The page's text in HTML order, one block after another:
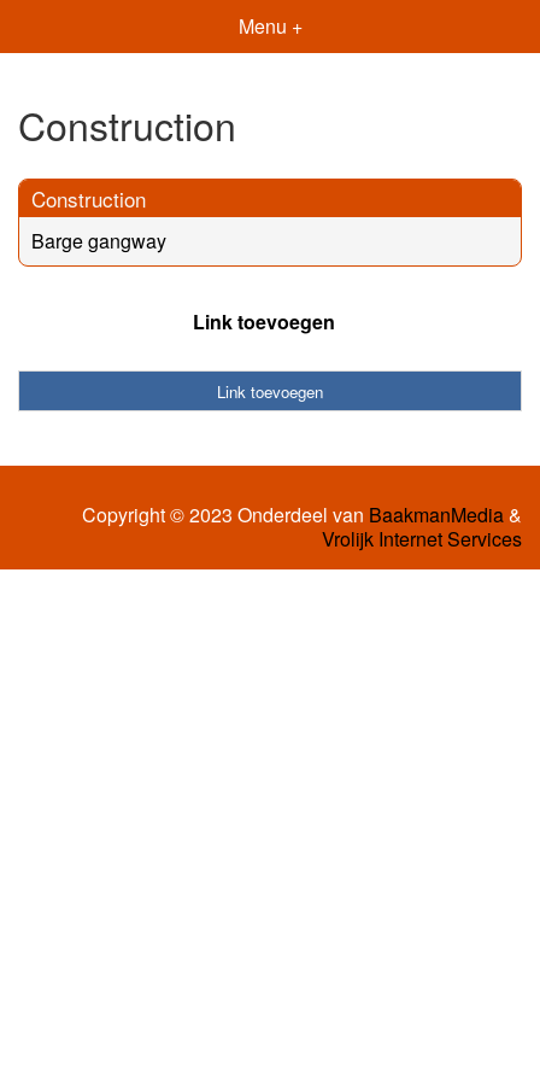
Menu +
Construction
Construction
Barge gangway
Link toevoegen
Link toevoegen
Copyright © 2023 Onderdeel van BaakmanMedia&
Vrolijk Internet Services